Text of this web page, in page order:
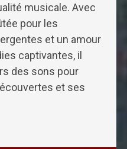
musicale. Avec
pour les
et un amour
captivantes, il
des sons pour
et ses